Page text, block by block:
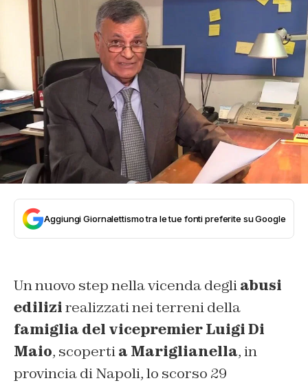
Aggiungi Giornalettismo tra le tue fonti preferite su Google
Un nuovo step nella vicenda degliabusi
edilizirealizzati nei terreni della
famiglia del vicepremier Luigi Di
Maio, scopertia Mariglianella, in
provincia di Napoli, lo scorso 29